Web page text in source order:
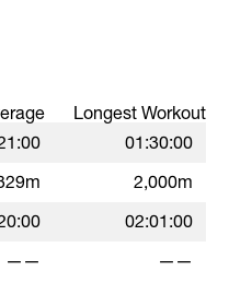
Longest Workout
01:30:00
2,000m
02:01:00
—— ——